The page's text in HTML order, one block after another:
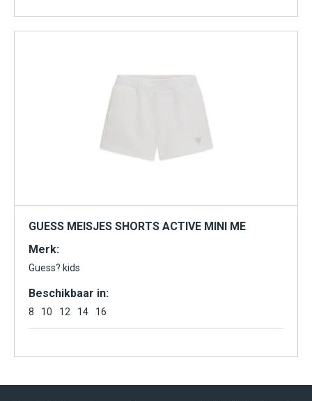
GUESS MEISJES SHORTS ACTIVE MINI ME
Merk:
Guess? kids
Beschikbaar in:
8 10 12 14 16